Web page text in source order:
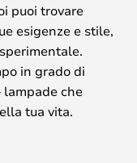
puoi trovare
esigenze e stile,
in grado di
lampade che
tua vita.